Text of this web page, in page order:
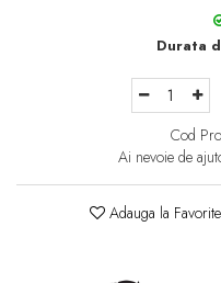
Durata
Cod
Ai nevoie de
Adauga la Favorite